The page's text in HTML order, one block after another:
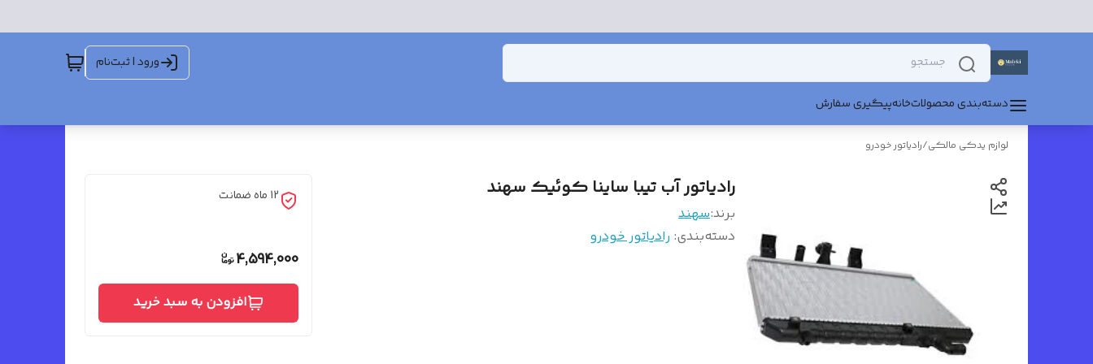
ورود | ثبت‌نام
دسته‌بندی محصولاتخانهپیگیری سفارش
لوازم یدکی مالکی/رادیاتور خودرو
رادیاتور آب تیبا ساینا کوئیک سهند
برند:سهند
دسته‌بندی: رادیاتور خودرو
12 ماه ضمانت
4,594,000
افزودن به سبد خرید